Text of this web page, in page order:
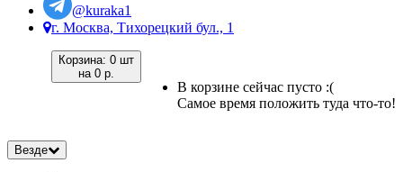
@kuraka1
г. Москва, Тихорецкий бул., 1
Корзина: 0 шт
на 0 р.
В корзине сейчас пусто :(
Самое время положить туда что-то!
Везде